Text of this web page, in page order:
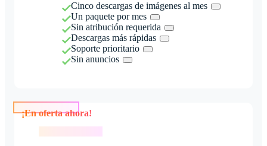
Cinco descargas de imágenes al mes
Un paquete por mes
Sin atribución requerida
Descargas más rápidas
Soporte prioritario
Sin anuncios